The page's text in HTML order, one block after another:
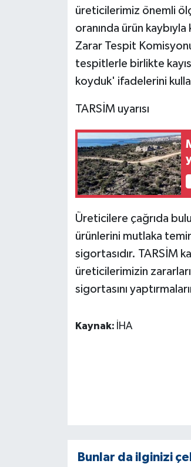
üreticilerimiz önemli
oranında ürün kaybıyla
Zarar Tespit
tespitlerle birlikte
koyduk' ifadelerini
TARSİM uyarısı
Üreticilere çağrıda
ürünlerini mutlaka
sigortasıdır. TARSİM
üreticilerimizin
sigortasını
Kaynak: İHA
Bunlar da ilginizi
ÜLKE GÜNDEMİ
Yerel Haberler